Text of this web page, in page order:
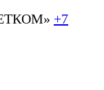
+7